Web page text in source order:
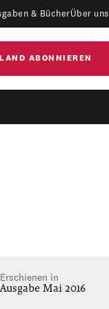
& BücherÜber uns
LAND ABONNIEREN
Erschienen in
Ausgabe Mai 2016